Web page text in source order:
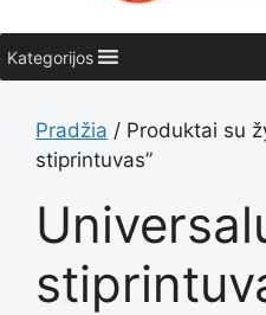
turinio
Kategorijos
Pradžia / Produktai su
stiprintuvas”